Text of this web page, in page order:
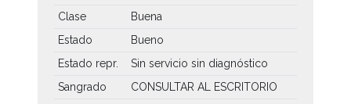
Clase
Buena
Estado
Bueno
Estado repr.
Sin servicio sin diagnóstico
Sangrado
CONSULTAR AL ESCRITORIO